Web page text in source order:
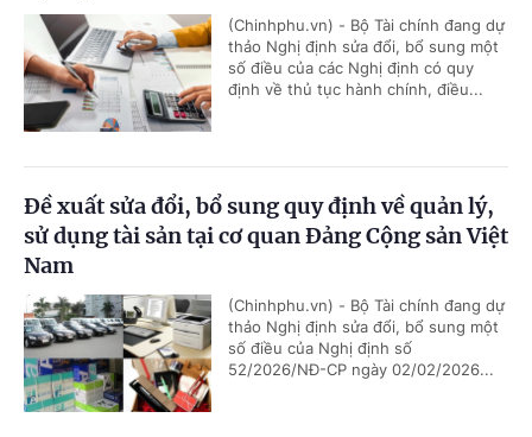
(Chinhphu.vn) - Bộ Tài chính đang dự
thảo Nghị định sửa đổi, bổ sung một
số điều của các Nghị định có quy
định về thủ tục hành chính, điều...
Đề xuất sửa đổi, bổ sung quy định về quản lý,
sử dụng tài sản tại cơ quan Đảng Cộng sản Việt
Nam
(Chinhphu.vn) - Bộ Tài chính đang dự
thảo Nghị định sửa đổi, bổ sung một
số điều của Nghị định số
52/2026/NĐ-CP ngày 02/02/2026...